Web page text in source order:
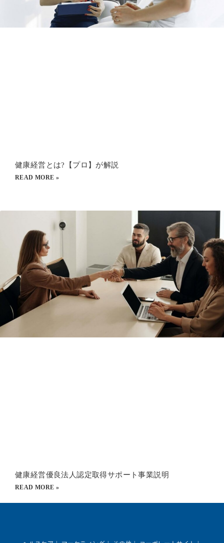
健康経営とは?【プロ】が解説
READ MORE »
健康経営優良法人認定取得サポート事業説明
READ MORE »